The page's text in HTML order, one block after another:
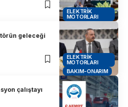
ELEKTRIK
MOTORLARI
ELEKTRIK
MOTORLARI
BAKIM-ONARIM
geleceği
çalıştayı